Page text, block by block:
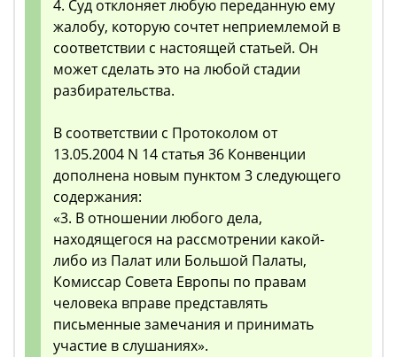
4. Суд отклоняет любую переданную ему
жалобу, которую сочтет неприемлемой в
соответствии с настоящей статьей. Он
может сделать это на любой стадии
разбирательства.
В соответствии с Протоколом от
13.05.2004 N 14 статья 36 Конвенции
дополнена новым пунктом 3 следующего
содержания:
«3. В отношении любого дела,
находящегося на рассмотрении какой-
либо из Палат или Большой Палаты,
Комиссар Совета Европы по правам
человека вправе представлять
письменные замечания и принимать
участие в слушаниях».